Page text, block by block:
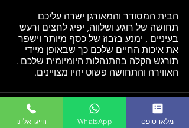
הבית המסודר והמאורגן ישרה עליכם
תחושה של רוגע ושלווה, יפיג לחצים ורעש
בעיניים , ימנע בזבוז של כסף מיותר וישפר
את איכות החיים שלכם כך שבאופן מיידי
תורגש הקלה בהתנהלות היומיומית שלכם .
האווירה והתחושה פשוט יהיו מצויינים.
חייגו אלינו WhatsApp מלאו טופס